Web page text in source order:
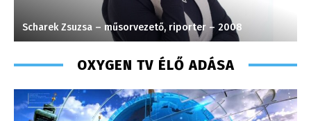
Scharek Zsuzsa – műsorvezető, riporter – 2008
OXYGEN TV ÉLŐ ADÁSA